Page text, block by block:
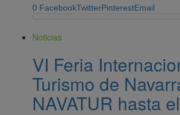
0 FacebookTwitterPinterestEmail
Noticias
VI Feria
Turismo de
NAVATUR hasta el